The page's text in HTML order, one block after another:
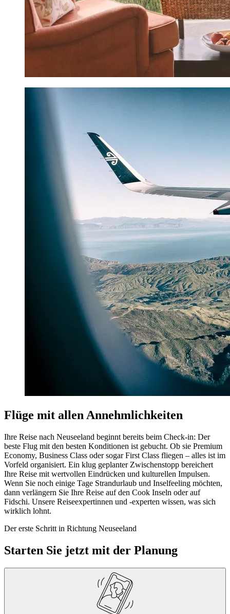
Flüge mit allen Annehmlichkeiten
Ihre Reise nach Neuseeland beginnt bereits beim Check-in: Der
beste Flug mit den besten Konditionen ist gebucht. Ob sie Premium
Economy, Business Class oder sogar First Class fliegen – alles ist im
Vorfeld organisiert. Ein klug geplanter Zwischenstopp bereichert
Ihre Reise mit wertvollen Eindrücken und kulturellen Impulsen.
Wenn Sie noch einige Tage Strandurlaub und Inselfeeling möchten,
dann verlängern Sie Ihre Reise auf den Cook Inseln oder auf
Fidschi. Unsere Reiseexpertinnen und -experten wissen, was sich
wirklich lohnt.
Der erste Schritt in Richtung Neuseeland
Starten Sie jetzt mit der Planung